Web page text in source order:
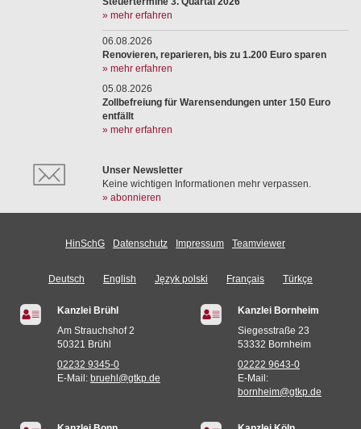
» mehr erfahren
06.08.2026
Renovieren, reparieren, bis zu 1.200 Euro sparen
» mehr erfahren
05.08.2026
Zollbefreiung für Warensendungen unter 150 Euro
entfällt
» mehr erfahren
Unser Newsletter
Keine wichtigen Informationen mehr verpassen.
» abonnieren
HinSchG Datenschutz Impressum Teamviewer
Deutsch English Język polski Français Türkçe
Kanzlei Brühl
Am Strauchshof 2
50321 Brühl
02232 9345-0
E-Mail: bruehl@gtkp.de
Kanzlei Bornheim
Siegesstraße 23
53332 Bornheim
02222 9643-0
E-Mail:
bornheim@gtkp.de